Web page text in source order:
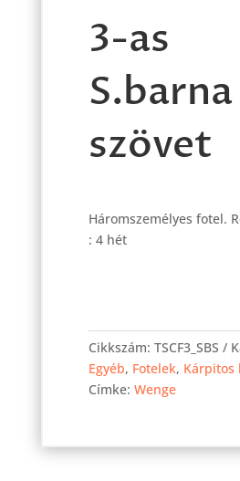
3-as
S.barna
szövet
Háromszemélyes fotel.
: 4 hét
fotel
3-
as
mennyiség
Cikkszám: TSCF3_SBS
Egyéb, Fotelek, Kárpitos
Címke: Wenge